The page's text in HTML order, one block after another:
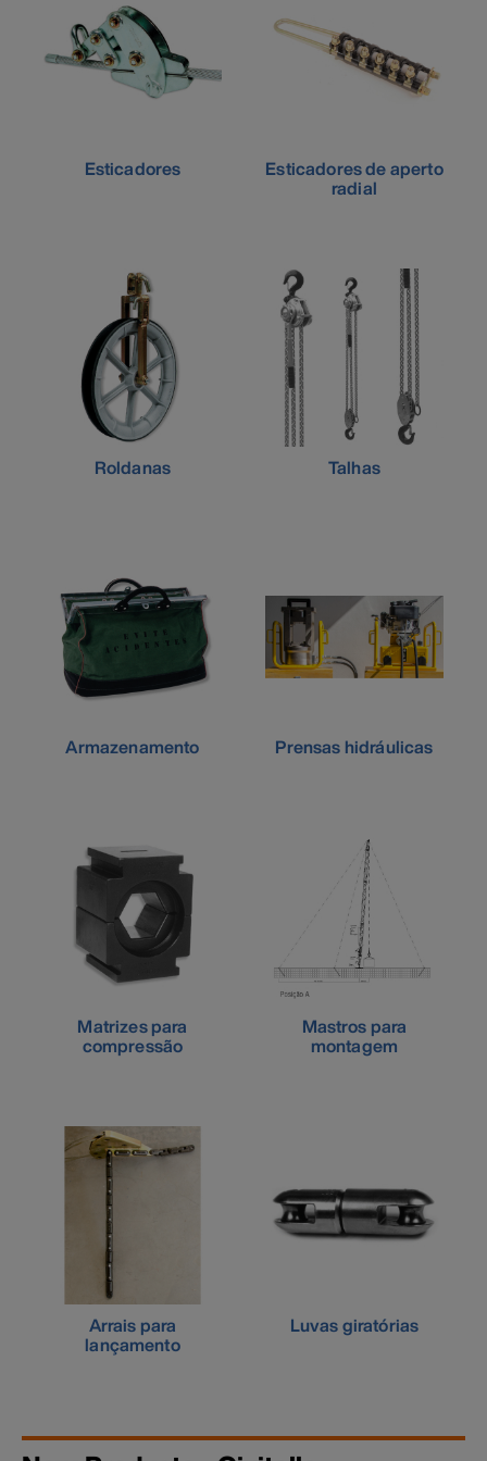
Esticadores Esticadores de aperto
radial
Roldanas Talhas
Armazenamento Prensas hidráulicas
Matrizes para
compressão
Mastros para
montagem
Arrais para
lançamento
Luvas giratórias